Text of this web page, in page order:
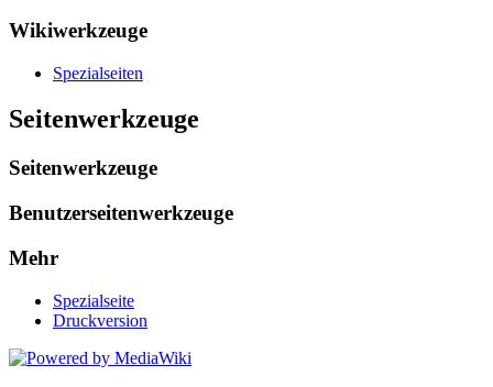
Wikiwerkzeuge
Spezialseiten
Seitenwerkzeuge
Seitenwerkzeuge
Benutzerseitenwerkzeuge
Mehr
Spezialseite
Druckversion